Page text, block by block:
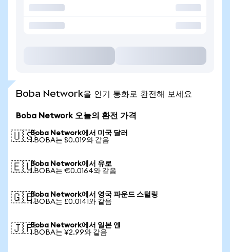
Boba Network을 인기 통화로 환전해 보세요
Boba Network 오늘의 환전 가격
🇺🇸Boba Network에서 미국 달러
1 BOBA는 $0.019와 같음
🇪🇺Boba Network에서 유로
1 BOBA는 €0.0164와 같음
🇬🇧Boba Network에서 영국 파운드 스털링
1 BOBA는 £0.0141와 같음
🇯🇵Boba Network에서 일본 엔
1 BOBA는 ¥2.99와 같음